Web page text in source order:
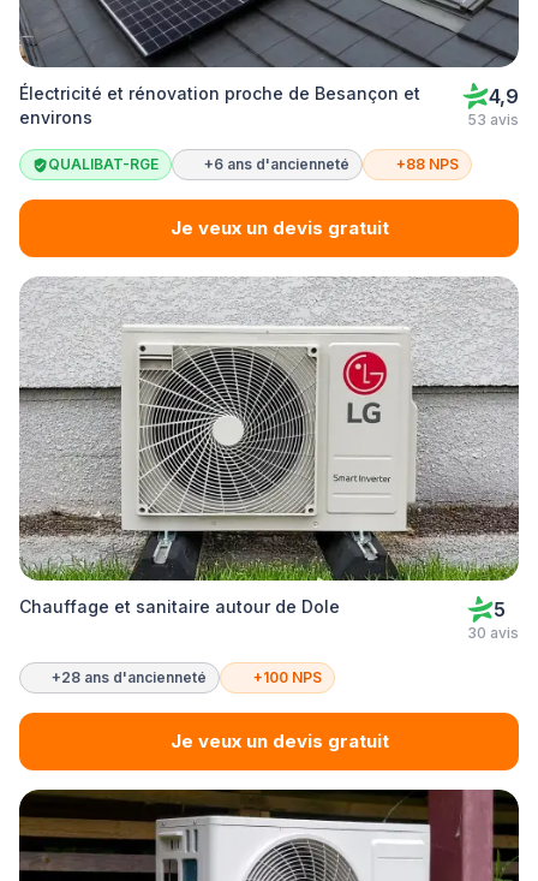
Électricité et rénovation proche de Besançon et
environs
4,9
53 avis
QUALIBAT-RGE +6 ans d'ancienneté +88 NPS
Je veux un devis gratuit
Chauffage et sanitaire autour de Dole 5
30 avis
+28 ans d'ancienneté +100 NPS
Je veux un devis gratuit